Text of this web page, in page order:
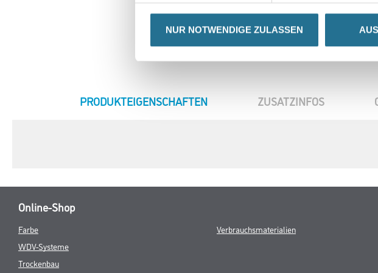
NUR NOTWENDIGE ZULASSEN
CURRENT
PRODUKTEIGENSCHAFTEN ZUSATZINFOS
Online-Shop
Farbe
WDV-Systeme
Trockenbau
Verbrauchsmaterialien